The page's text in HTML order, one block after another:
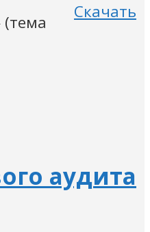
Скачать
аудита